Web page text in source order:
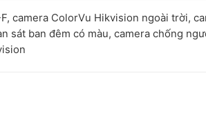
camera ColorVu Hikvision ngoài trời,
sát ban đêm có màu, camera chống